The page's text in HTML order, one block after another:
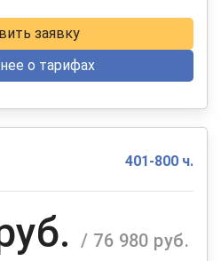
заявку
о тарифах
401-800 ч.
/ 76 980 руб.